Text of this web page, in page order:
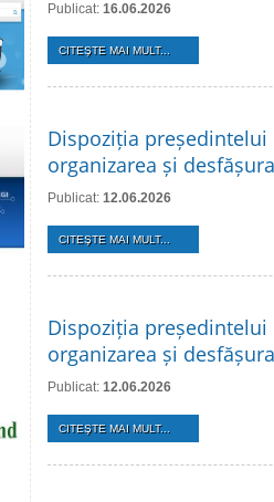
Publicat: 16.06.2026
CITEŞTE MAI MULT...
Dispoziția
organizarea și
Publicat: 12.06.2026
CITEŞTE MAI MULT...
Dispoziția
organizarea și
Publicat: 12.06.2026
CITEŞTE MAI MULT...